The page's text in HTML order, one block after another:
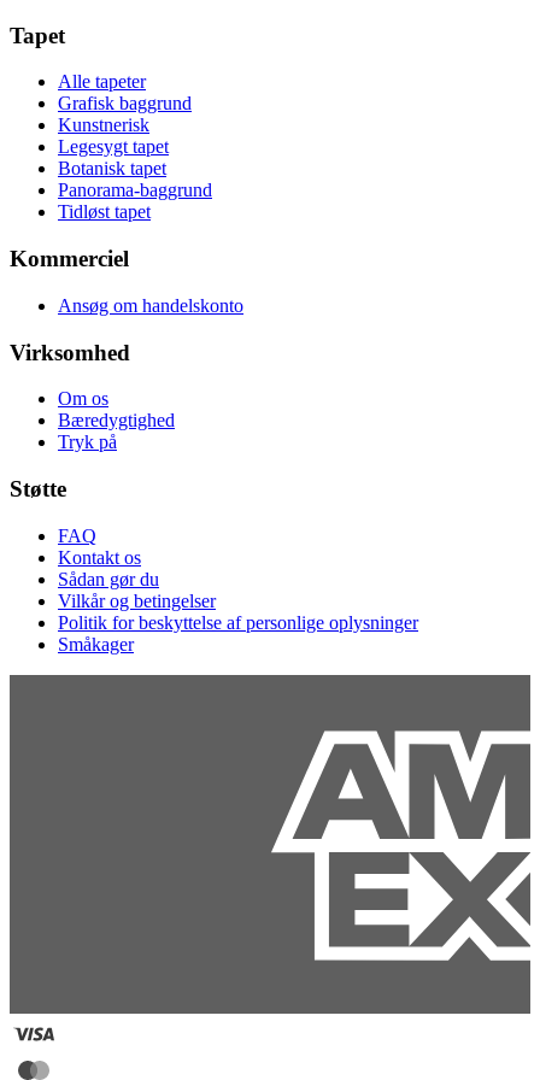
Tapet
Alle tapeter
Grafisk baggrund
Kunstnerisk
Legesygt tapet
Botanisk tapet
Panorama-baggrund
Tidløst tapet
Kommerciel
Ansøg om handelskonto
Virksomhed
Om os
Bæredygtighed
Tryk på
Støtte
FAQ
Kontakt os
Sådan gør du
Vilkår og betingelser
Politik for beskyttelse af personlige oplysninger
Småkager